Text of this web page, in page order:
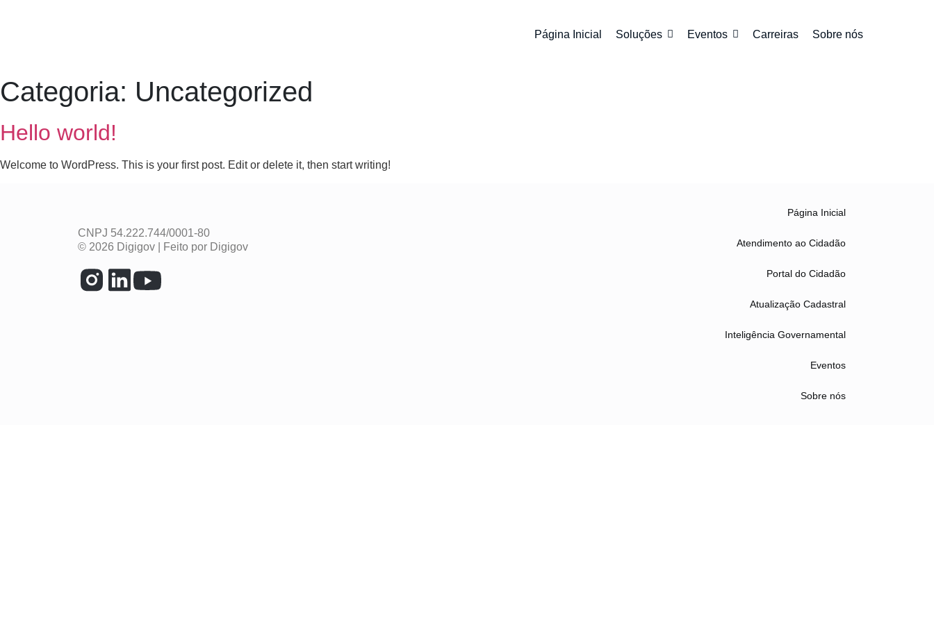
Página Inicial Soluções Eventos Carreiras Sobre nós
Categoria: Uncategorized
Hello world!
Welcome to WordPress. This is your first post. Edit or delete it, then start writing!
CNPJ 54.222.744/0001-80
© 2026 Digigov | Feito por Digigov
Página Inicial
Atendimento ao Cidadão
Portal do Cidadão
Atualização Cadastral
Inteligência Governamental
Eventos
Sobre nós